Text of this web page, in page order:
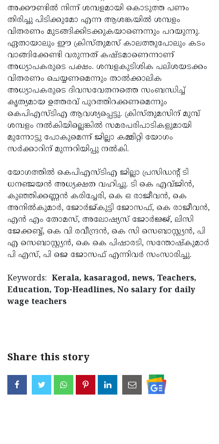
അക്കൗണ്ടില്‍ നിന്ന് ശമ്പളമായി കൊടുത്ത പണം
തിരിച്ചു പിടിക്കുമോ എന്ന ആശങ്കയില്‍ ശമ്പളം
വിതരണം മുടങ്ങിക്കിടക്കുകയാണെന്നും പറയുന്നു.
ഏതായാലും ഈ ക്രിസ്തുമസ് കാലത്തുപോലും കടം
വാങ്ങിക്കേണ്ടി വരുന്നത് കഷ്ടമാണെന്നാണ്
അധ്യാപകരുടെ പക്ഷം. ശമ്പളകുടിശിക പലിശയടക്കം
വിതരണം ചെയ്യണമെന്നും താല്‍ക്കാലിക
അധ്യാപകരുടെ ദിവസവേതനത്തെ സംബന്ധിച്ച്
കൃത്യമായ ഉത്തരവ് പുറത്തിറക്കണമെന്നും
കെപിഎസ്ടിഎ ആവശ്യപ്പെട്ടു. ക്രിസ്തുമസിന് മുമ്പ്
ശമ്പളം നല്‍കിയില്ലെങ്കില്‍ സമരപരിപാടികളുമായി
മുന്നോട്ടു പോകുമെന്ന് ജില്ലാ കമ്മിറ്റി യോഗം
സര്‍ക്കാറിന് മുന്നറിയിപ്പു നല്‍കി.
യോഗത്തില്‍ കെപിഎസ്ടിഎ ജില്ലാ പ്രസിഡന്റ് ടി
ധനഞ്ജയന്‍ അധ്യക്ഷത വഹിച്ചു. ടി കെ എവ്ജിന്‍,
കുഞ്ഞിക്കണ്ണന്‍ കരിച്ചേരി, കെ ഒ രാജീവന്‍, കെ
അനില്‍കുമാര്‍, ജോര്‍ജ്കുട്ടി ജോസഫ്, കെ രാജീവന്‍,
എന്‍ എം തോമസ്, അലോഷ്യസ് ജോര്‍ജ്ജ്, ലിസി
ജേക്കബ്ബ്, കെ വി രവീന്ദ്രന്‍, കെ സി സെബാസ്റ്റ്യന്‍, പി
എ സെബാസ്റ്റ്യന്‍, കെ കെ പിഷാരടി, സന്തോഷ്‌കുമാര്‍
പി എസ്, പി ജെ ജോസഫ് എന്നിവര്‍ സംസാരിച്ചു.
Keywords: Kerala, kasaragod, news, Teachers,
Education, Top-Headlines, No salary for daily
wage teachers
Share this story